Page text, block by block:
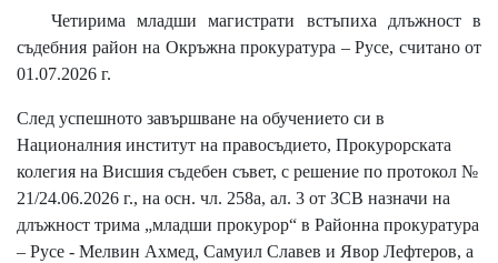
Четирима младши магистрати встъпиха длъжност в
съдебния район на Окръжна прокуратура – Русе, считано от
01.07.2026 г.
След успешното завършване на обучението си в
Националния институт на правосъдието, Прокурорската
колегия на Висшия съдебен съвет, с решение по протокол №
21/24.06.2026 г., на осн. чл. 258а, ал. 3 от ЗСВ назначи на
длъжност трима „младши прокурор“ в Районна прокуратура
– Русе - Мелвин Ахмед, Самуил Славев и Явор Лефтеров, а